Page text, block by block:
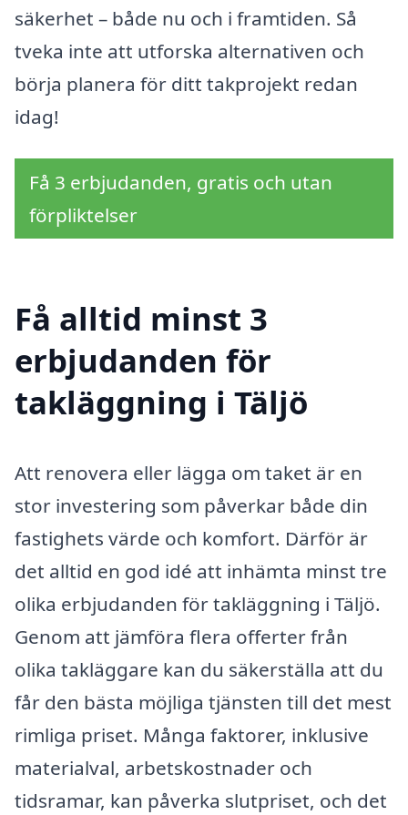
säkerhet – både nu och i framtiden. Så
tveka inte att utforska alternativen och
börja planera för ditt takprojekt redan
idag!
Få 3 erbjudanden, gratis och utan
förpliktelser
Få alltid minst 3
erbjudanden för
takläggning i Täljö
Att renovera eller lägga om taket är en
stor investering som påverkar både din
fastighets värde och komfort. Därför är
det alltid en god idé att inhämta minst tre
olika erbjudanden för takläggning i Täljö.
Genom att jämföra flera offerter från
olika takläggare kan du säkerställa att du
får den bästa möjliga tjänsten till det mest
rimliga priset. Många faktorer, inklusive
materialval, arbetskostnader och
tidsramar, kan påverka slutpriset, och det